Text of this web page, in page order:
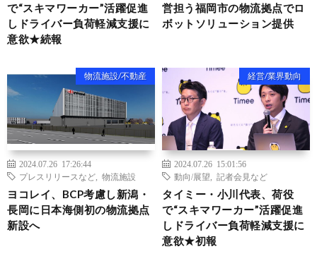
で“スキマワーカー”活躍促進
しドライバー負荷軽減支援に
意欲★続報
営担う福岡市の物流拠点でロ
ボットソリューション提供
物流施設/不動産
2024.07.26 17:26:44
プレスリリースなど
物流施設
ヨコレイ、BCP考慮し新潟・
長岡に日本海側初の物流拠点
新設へ
経営/業界動向
2024.07.26 15:01:56
動向/展望
記者会見など
タイミー・小川代表、荷役
で“スキマワーカー”活躍促進
しドライバー負荷軽減支援に
意欲★初報